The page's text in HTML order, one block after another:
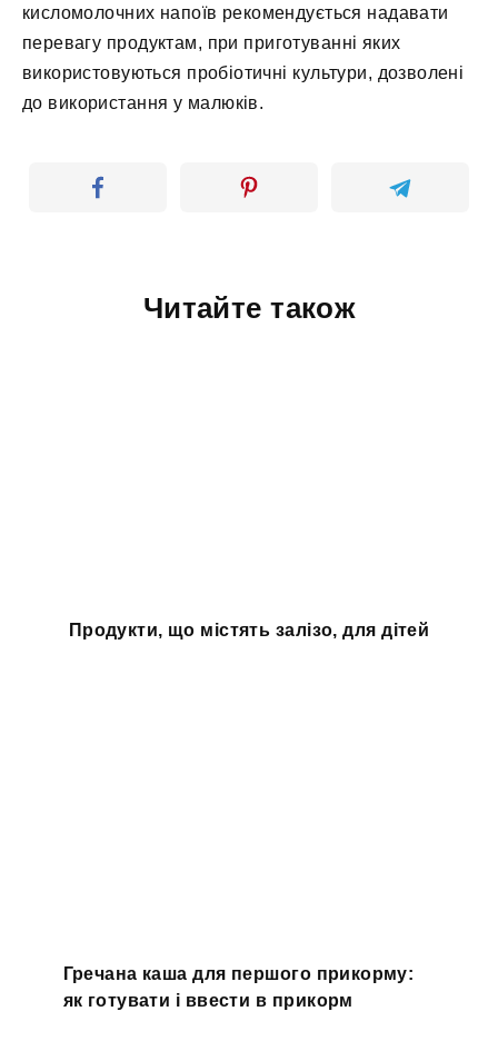
кисломолочних напоїв рекомендується надавати
перевагу продуктам, при приготуванні яких
використовуються пробіотичні культури, дозволені
до використання у малюків.
Читайте також
Продукти, що містять залізо, для дітей
Гречана каша для першого прикорму:
як готувати і ввести в прикорм